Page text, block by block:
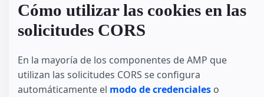
Cómo utilizar las cookies en las
solicitudes CORS
En la mayoría de los componentes de AMP que
utilizan las solicitudes CORS se configura
automáticamente el modo de credenciales o